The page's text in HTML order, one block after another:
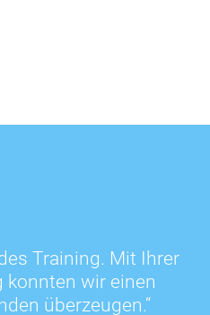
Training. Mit Ihrer
konnten wir einen
überzeugen.“